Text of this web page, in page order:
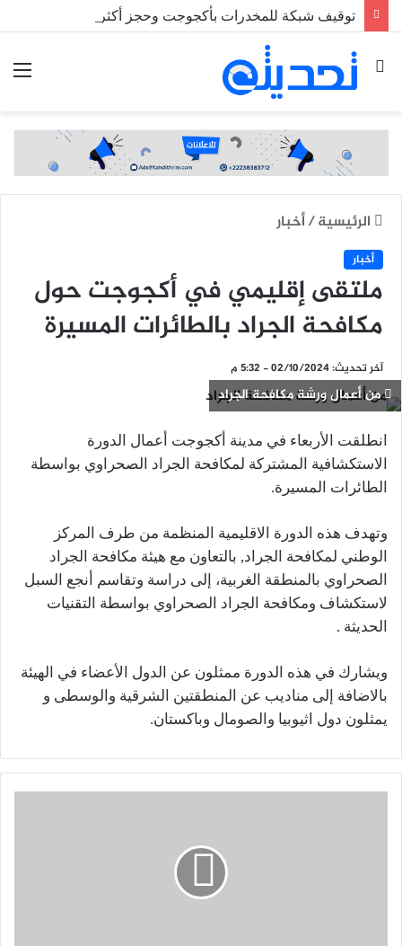
بحث
عن
الرئيسية/أخبار
أخبار
ملتقى إقليمي في أكجوجت حول
مكافحة الجراد بالطائرات المسيرة
آخر تحديث: 02/10/2024 - 5:32 م
من أعمال ورشة مكافحة الجراد
انطلقت الأربعاء في مدينة أكجوجت أعمال الدورة
الاستكشافية المشتركة لمكافحة الجراد الصحراوي بواسطة
الطائرات المسيرة.
وتهدف هذه الدورة الاقليمية المنظمة من طرف المركز
الوطني لمكافحة الجراد, بالتعاون مع هيئة مكافحة الجراد
الصحراوي بالمنطقة الغربية، إلى دراسة وتقاسم أنجع السبل
لاستكشاف ومكافحة الجراد الصحراوي بواسطة التقنيات
الحديثة .
ويشارك في هذه الدورة ممثلون عن الدول الأعضاء في الهيئة
بالاضافة إلى مناديب عن المنطقتين الشرقية والوسطى و
يمثلون دول اثيوبيا والصومال وباكستان.